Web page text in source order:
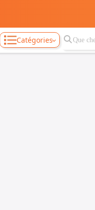
Catégories